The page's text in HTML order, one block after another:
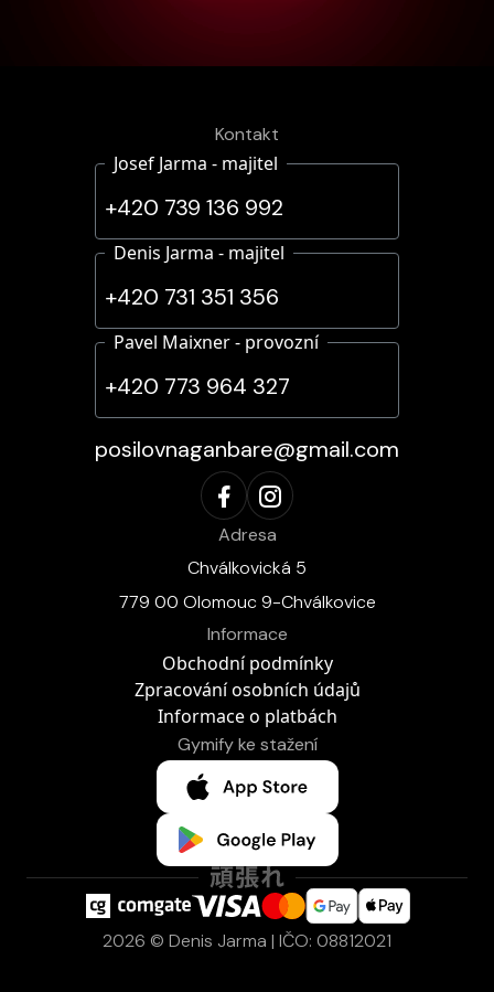
Kontakt
Josef Jarma - majitel
+420 739 136 992
Denis Jarma - majitel
+420 731 351 356
Pavel Maixner - provozní
+420 773 964 327
posilovnaganbare@gmail.com
Adresa
Chválkovická 5
779 00 Olomouc 9-Chválkovice
Informace
Obchodní podmínky
Zpracování osobních údajů
Informace o platbách
Gymify ke stažení
2026 © Denis Jarma | IČO: 08812021